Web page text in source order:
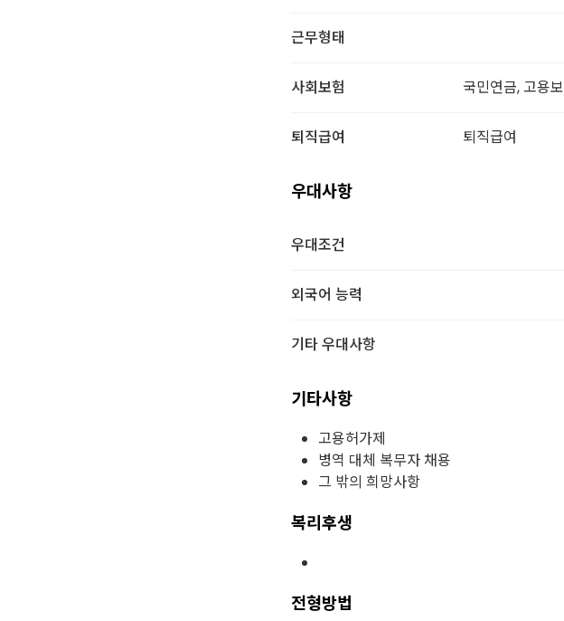
근무형태
사회보험 국민연금, 고용
퇴직급여 퇴직급여
우대사항
우대조건
외국어 능력
기타 우대사항
기타사항
고용허가제
병역 대체 복무자 채용
그 밖의 희망사항
복리후생
전형방법